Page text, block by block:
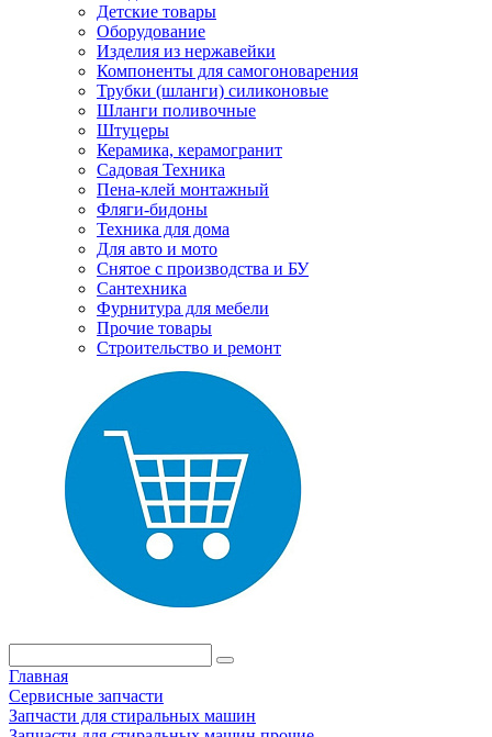
Детские товары
Оборудование
Изделия из нержавейки
Компоненты для самогоноварения
Трубки (шланги) силиконовые
Шланги поливочные
Штуцеры
Керамика, керамогранит
Садовая Техника
Пена-клей монтажный
Фляги-бидоны
Техника для дома
Для авто и мото
Снятое с производства и БУ
Сантехника
Фурнитура для мебели
Прочие товары
Строительство и ремонт
Главная
Сервисные запчасти
Запчасти для стиральных машин